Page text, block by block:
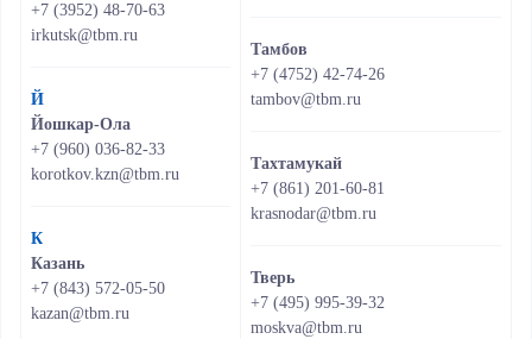
+7 (3952) 48-70-63
irkutsk@tbm.ru
Й
Йошкар-Ола
+7 (960) 036-82-33
korotkov.kzn@tbm.ru
К
Казань
+7 (843) 572-05-50
kazan@tbm.ru
Тамбов
+7 (4752) 42-74-26
tambov@tbm.ru
Тахтамукай
+7 (861) 201-60-81
krasnodar@tbm.ru
Тверь
+7 (495) 995-39-32
moskva@tbm.ru